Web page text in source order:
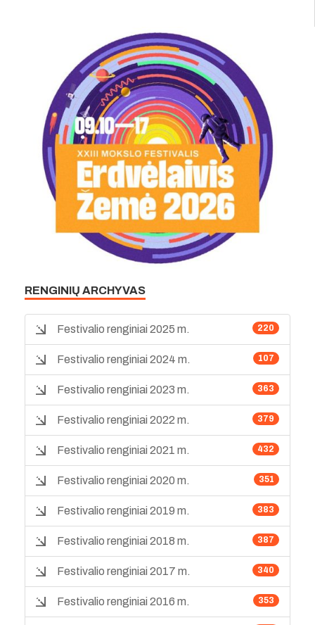
RENGINIŲ ARCHYVAS
220
Festivalio renginiai 2025 m.
107
Festivalio renginiai 2024 m.
363
Festivalio renginiai 2023 m.
379
Festivalio renginiai 2022 m.
432
Festivalio renginiai 2021 m.
351
Festivalio renginiai 2020 m.
383
Festivalio renginiai 2019 m.
387
Festivalio renginiai 2018 m.
340
Festivalio renginiai 2017 m.
353
Festivalio renginiai 2016 m.